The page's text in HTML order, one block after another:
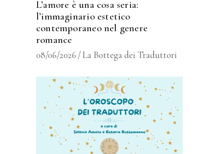
L’amore è una cosa seria:
l’immaginario estetico
contemporaneo nel genere
romance
08/06/2026 La Bottega dei Traduttori